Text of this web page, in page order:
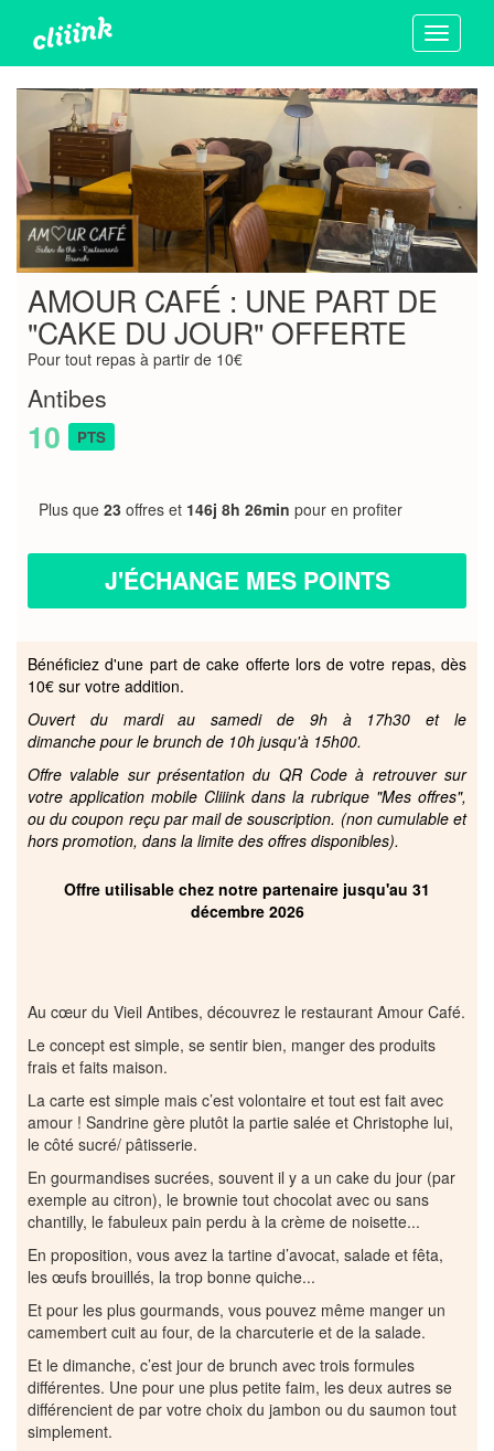
Toggle
AMOUR CAFÉ : UNE PART DE
"CAKE DU JOUR" OFFERTE
Pour tout repas à partir de 10€
Antibes
10 PTS
Plus que 23 offres et 146j 8h 26min pour en profiter
J'ÉCHANGE MES POINTS
Bénéficiez d'une part de cake offerte lors de votre repas, dès
10€ sur votre addition.
Ouvert du mardi au samedi de 9h à 17h30 et le
dimanche pour le brunch de 10h jusqu'à 15h00.
Offre valable sur présentation du QR Code à retrouver sur
votre application mobile Cliiink dans la rubrique "Mes offres",
ou du coupon reçu par mail de souscription. (non cumulable et
hors promotion, dans la limite des offres disponibles).
Offre utilisable chez notre partenaire jusqu'au 31
décembre 2026
Au cœur du Vieil Antibes, découvrez le restaurant Amour Café.
Le concept est simple, se sentir bien, manger des produits
frais et faits maison.
La carte est simple mais c’est volontaire et tout est fait avec
amour ! Sandrine gère plutôt la partie salée et Christophe lui,
le côté sucré/ pâtisserie.
En gourmandises sucrées, souvent il y a un cake du jour (par
exemple au citron), le brownie tout chocolat avec ou sans
chantilly, le fabuleux pain perdu à la crème de noisette...
En proposition, vous avez la tartine d’avocat, salade et fêta,
les œufs brouillés, la trop bonne quiche...
Et pour les plus gourmands, vous pouvez même manger un
camembert cuit au four, de la charcuterie et de la salade.
Et le dimanche, c’est jour de brunch avec trois formules
différentes. Une pour une plus petite faim, les deux autres se
différencient de par votre choix du jambon ou du saumon tout
simplement.